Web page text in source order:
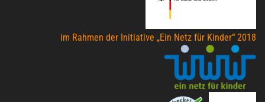
im Rahmen der Initiative „Ein Netz für Kinder“ 2018